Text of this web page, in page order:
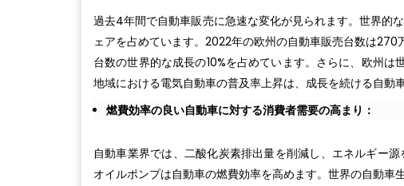
過去4年間で自動車販売に急速な変化が見られます。世界的
ェアを占めています。2022年の欧州の自動車販売台数は270
台数の世界的な成長の10%を占めています。さらに、欧州
地域における電気自動車の普及率上昇は、成長を続ける自動
燃費効率の良い自動車に対する消費者需要の高まり：
自動車業界では、二酸化炭素排出量を削減し、エネルギー
オイルポンプは自動車の燃費効率を高めます。世界の自動